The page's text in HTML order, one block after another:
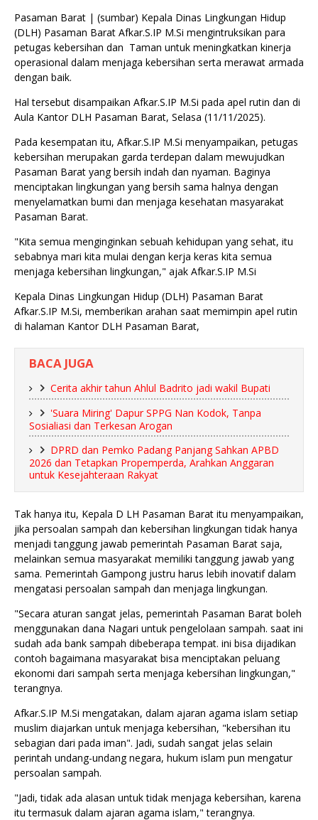
Pasaman Barat | (sumbar) Kepala Dinas Lingkungan Hidup
(DLH) Pasaman Barat Afkar.S.IP M.Si mengintruksikan para
petugas kebersihan dan Taman untuk meningkatkan kinerja
operasional dalam menjaga kebersihan serta merawat armada
dengan baik.
‎Hal tersebut disampaikan Afkar.S.IP M.Si pada apel rutin dan di
Aula Kantor DLH Pasaman Barat, Selasa (11/11/2025).
‎Pada kesempatan itu, Afkar.S.IP M.Si menyampaikan, petugas
kebersihan merupakan garda terdepan dalam mewujudkan
Pasaman Barat yang bersih indah dan nyaman. Baginya
menciptakan lingkungan yang bersih sama halnya dengan
menyelamatkan bumi dan menjaga kesehatan masyarakat
Pasaman Barat.
‎"Kita semua menginginkan sebuah kehidupan yang sehat, itu
sebabnya mari kita mulai dengan kerja keras kita semua
menjaga kebersihan lingkungan," ajak Afkar.S.IP M.Si
‎Kepala Dinas Lingkungan Hidup (DLH) Pasaman Barat
Afkar.S.IP M.Si, memberikan arahan saat memimpin apel rutin
di halaman Kantor DLH Pasaman Barat,
BACA JUGA
Cerita akhir tahun Ahlul Badrito jadi wakil Bupati
'Suara Miring' Dapur SPPG Nan Kodok, Tanpa
Sosialiasi dan Terkesan Arogan
DPRD dan Pemko Padang Panjang Sahkan APBD
2026 dan Tetapkan Propemperda, Arahkan Anggaran
untuk Kesejahteraan Rakyat
‎Tak hanya itu, Kepala D LH Pasaman Barat itu menyampaikan,
jika persoalan sampah dan kebersihan lingkungan tidak hanya
menjadi tanggung jawab pemerintah Pasaman Barat saja,
melainkan semua masyarakat memiliki tanggung jawab yang
sama. Pemerintah Gampong justru harus lebih inovatif dalam
mengatasi persoalan sampah dan menjaga lingkungan.
‎"Secara aturan sangat jelas, pemerintah Pasaman Barat boleh
menggunakan dana Nagari untuk pengelolaan sampah. saat ini
sudah ada bank sampah dibeberapa tempat. ini bisa dijadikan
contoh bagaimana masyarakat bisa menciptakan peluang
ekonomi dari sampah serta menjaga kebersihan lingkungan,"
terangnya.
‎Afkar.S.IP M.Si mengatakan, dalam ajaran agama islam setiap
muslim diajarkan untuk menjaga kebersihan, "kebersihan itu
sebagian dari pada iman". Jadi, sudah sangat jelas selain
perintah undang-undang negara, hukum islam pun mengatur
persoalan sampah.
‎"Jadi, tidak ada alasan untuk tidak menjaga kebersihan, karena
itu termasuk dalam ajaran agama islam," terangnya.